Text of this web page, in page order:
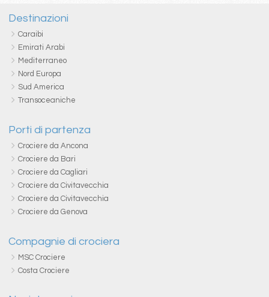
Destinazioni
Caraibi
Emirati Arabi
Mediterraneo
Nord Europa
Sud America
Transoceaniche
Porti di partenza
Crociere da Ancona
Crociere da Bari
Crociere da Cagliari
Crociere da Civitavecchia
Crociere da Civitavecchia
Crociere da Genova
Compagnie di crociera
MSC Crociere
Costa Crociere